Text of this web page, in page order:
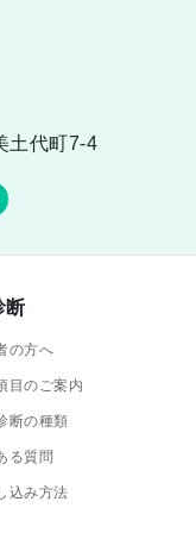
土代町7-4
断
の方へ
目のご案内
断の種類
る質問
込み方法